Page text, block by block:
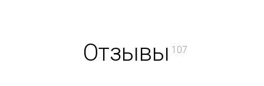
Отзывы 107